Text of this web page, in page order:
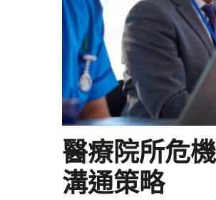
醫療院所危
溝通策略